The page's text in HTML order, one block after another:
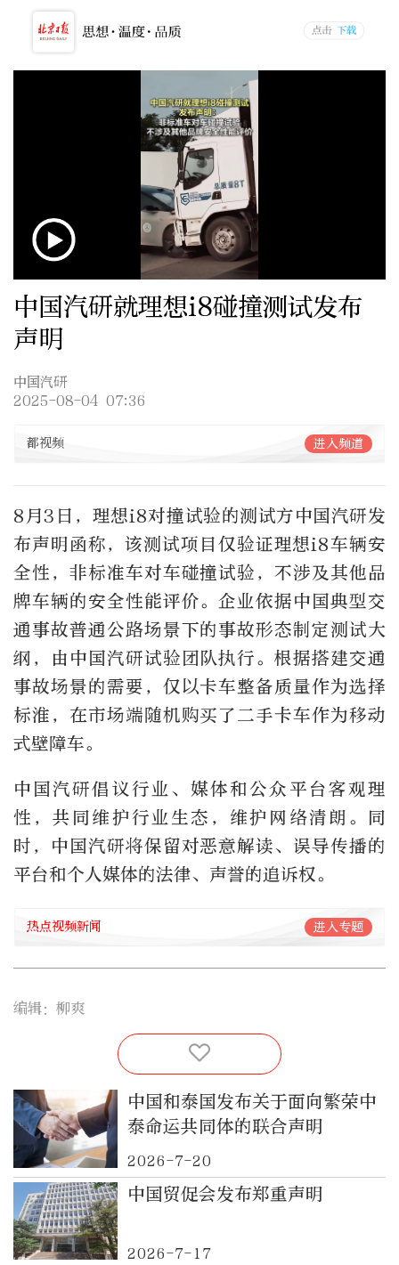
中国汽研就理想i8碰撞测试发布
声明
中国汽研
2025-08-04 07:36
都视频 进入频道
8月3日，理想i8对撞试验的测试方中国汽研发
布声明函称，该测试项目仅验证理想i8车辆安
全性，非标准车对车碰撞试验，不涉及其他品
牌车辆的安全性能评价。企业依据中国典型交
通事故普通公路场景下的事故形态制定测试大
纲，由中国汽研试验团队执行。根据搭建交通
事故场景的需要，仅以卡车整备质量作为选择
标淮，在市场端随机购买了二手卡车作为移动
式壁障车。
中国汽研倡议行业、媒体和公众平台客观理
性，共同维护行业生态，维护网络清朗。同
时，中国汽研将保留对恶意解读、误导传播的
平台和个人媒体的法律、声誉的追诉权。
热点视频新闻 进入专题
编辑：柳爽
中国和泰国发布关于面向繁荣中
泰命运共同体的联合声明
2026-7-20
中国贸促会发布郑重声明
2026-7-17